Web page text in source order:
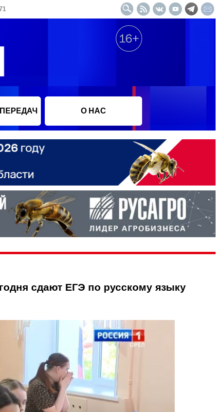
О НАС
сдают ЕГЭ по русскому языку